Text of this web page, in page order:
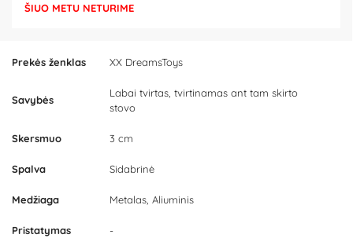
Prekės ženklas XX DreamsToys
Savybės
Labai tvirtas, tvirtinamas ant tam skirto
stovo
Skersmuo 3 cm
Spalva Sidabrinė
Medžiaga Metalas, Aliuminis
Pristatymas -
ŠIUO METU NETURIME